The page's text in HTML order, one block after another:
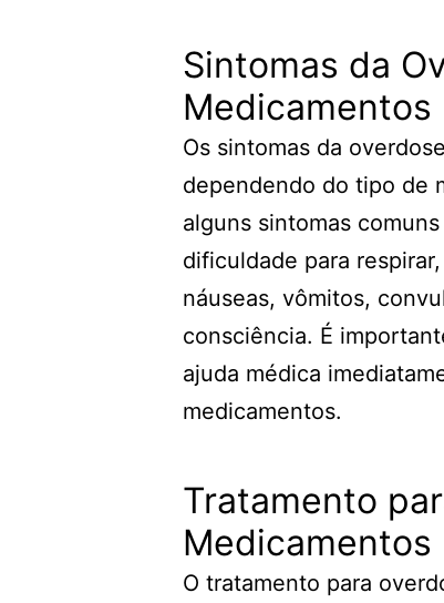
Sintomas da
Medicamentos
Os sintomas da
dependendo do tipo de
alguns sintomas
dificuldade para
náuseas, vômitos,
consciência. É
ajuda médica
medicamentos.
Tratamento
Medicamentos
O tratamento para